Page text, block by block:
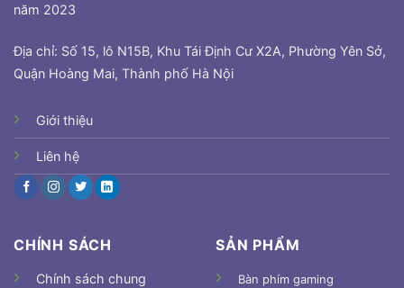
năm 2023
Địa chỉ: Số 15, lô N15B, Khu Tái Định Cư X2A, Phường Yên Sở,
Quận Hoàng Mai, Thành phố Hà Nội
Giới thiệu
Liên hệ
CHÍNH SÁCH
Chính sách chung
SẢN PHẨM
Bàn phím gaming